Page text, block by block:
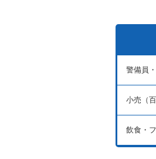
警備員
小売（
飲食・